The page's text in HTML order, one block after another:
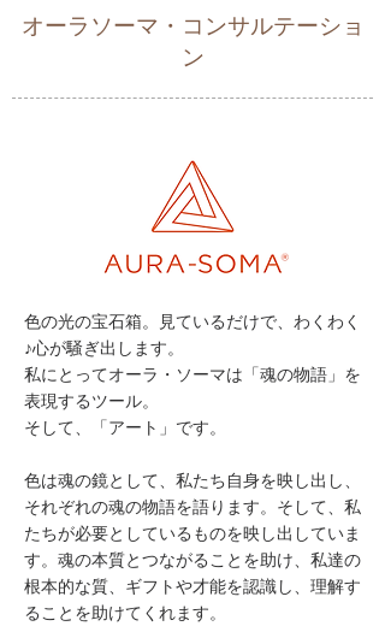
オーラソーマ・コンサルテーショ
ン
色の光の宝石箱。見ているだけで、わくわく
♪心が騒ぎ出します。
私にとってオーラ・ソーマは「魂の物語」を
表現するツール。
そして、「アート」です。
色は魂の鏡として、私たち自身を映し出し、
それぞれの魂の物語を語ります。そして、私
たちが必要としているものを映し出していま
す。魂の本質とつながることを助け、私達の
根本的な質、ギフトや才能を認識し、理解す
ることを助けてくれます。